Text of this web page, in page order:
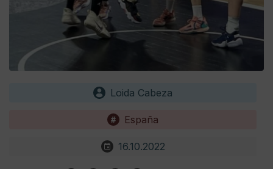
Loida Cabeza
España
16.10.2022